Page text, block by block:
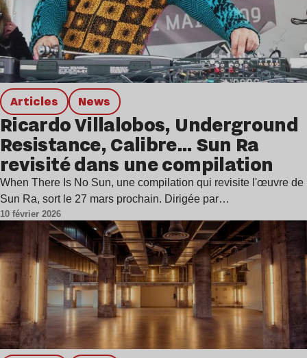
Articles news
Ricardo Villalobos, Underground
Resistance, Calibre… Sun Ra
revisité dans une compilation
When There Is No Sun, une compilation qui revisite l'œuvre de
Sun Ra, sort le 27 mars prochain. Dirigée par…
10 février 2026